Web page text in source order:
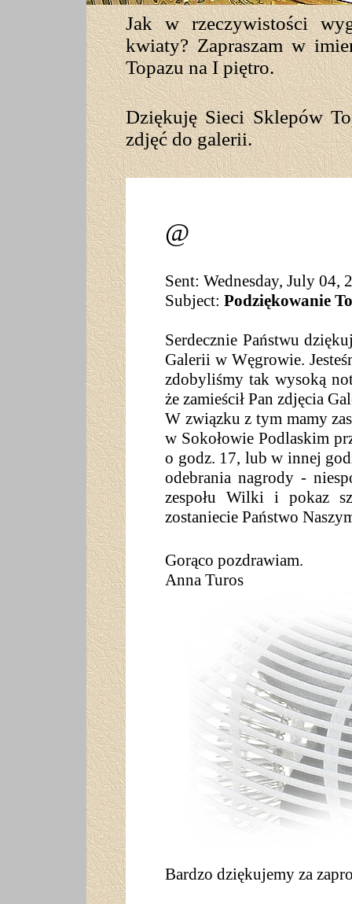
Jak w rzeczywistości
kwiaty? Zapraszam w
Topazu na I piętro.
Dziękuję Sieci Sklepów
zdjęć do galerii.
@
Sent: Wednesday, July 04,
Subject: Podziękowanie
Serdecznie Państwu
Galerii w Węgrowie.
zdobyliśmy tak wysoką
że zamieścił Pan zdjęcia
W związku z tym mamy
w Sokołowie Podlaskim
o godz. 17, lub w innej
odebrania nagrody -
zespołu Wilki i pokaz
zostaniecie Państwo
Gorąco pozdrawiam.
Anna Turos
Bardzo dziękujemy za